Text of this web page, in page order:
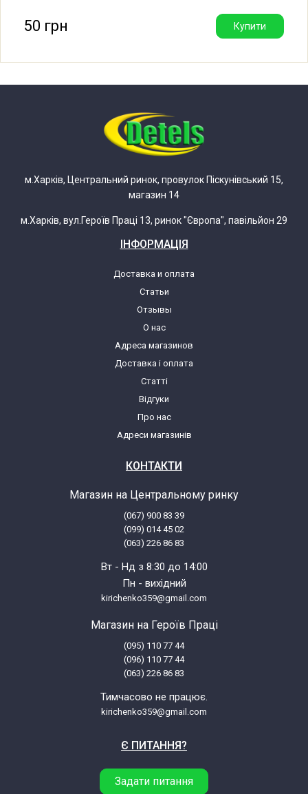
50 грн Купити
м.Харків, Центральний ринок, провулок Піскунівський 15,
магазин 14
м.Харків, вул.Героїв Праці 13, ринок "Європа", павільйон 29
ІНФОРМАЦІЯ
Доставка и оплата
Статьи
Отзывы
О нас
Адреса магазинов
Доставка і оплата
Статті
Відгуки
Про нас
Адреси магазинів
КОНТАКТИ
Магазин на Центральному ринку
(067) 900 83 39
(099) 014 45 02
(063) 226 86 83
Вт - Нд з 8:30 до 14:00
Пн - вихідний
kirichenko359@gmail.com
Магазин на Героїв Праці
(095) 110 77 44
(096) 110 77 44
(063) 226 86 83
Тимчасово не працює.
kirichenko359@gmail.com
Є ПИТАННЯ?
Задати питання